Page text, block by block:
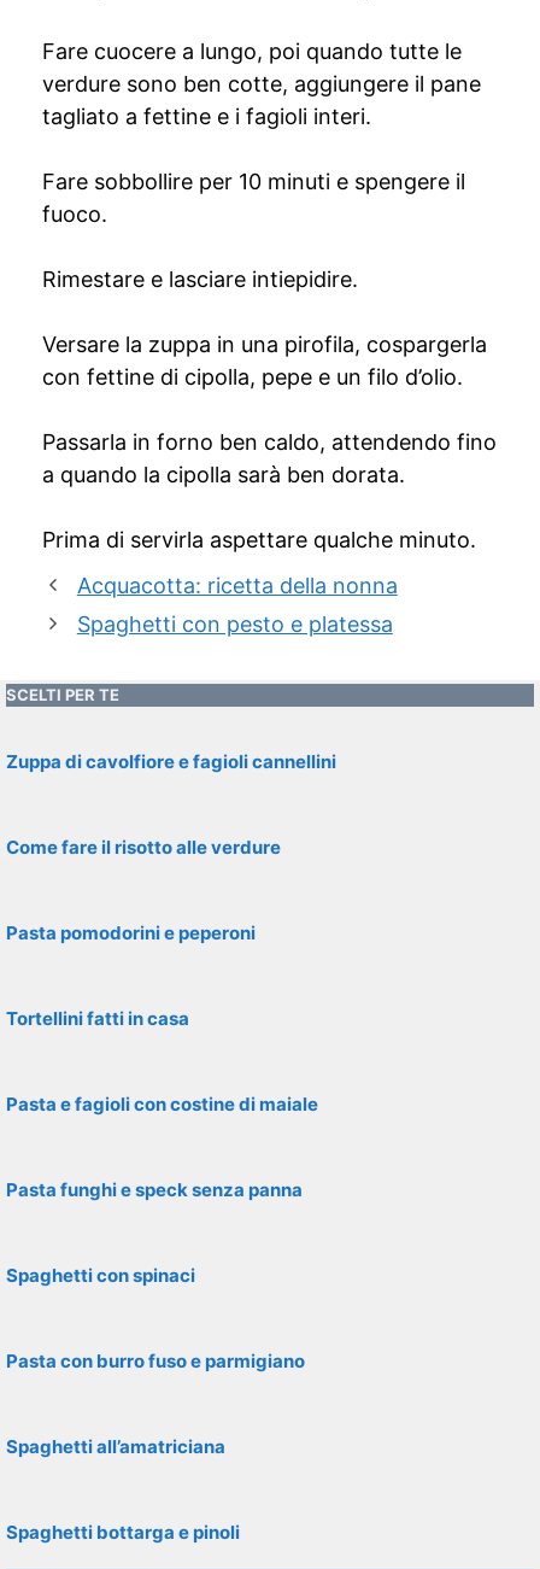
Fare cuocere a lungo, poi quando tutte le
verdure sono ben cotte, aggiungere il pane
tagliato a fettine e i fagioli interi.
Fare sobbollire per 10 minuti e spengere il
fuoco.
Rimestare e lasciare intiepidire.
Versare la zuppa in una pirofila, cospargerla
con fettine di cipolla, pepe e un filo d’olio.
Passarla in forno ben caldo, attendendo fino
a quando la cipolla sarà ben dorata.
Prima di servirla aspettare qualche minuto.
Acquacotta: ricetta della nonna
Spaghetti con pesto e platessa
SCELTI PER TE
Zuppa di cavolfiore e fagioli cannellini
Come fare il risotto alle verdure
Pasta pomodorini e peperoni
Tortellini fatti in casa
Pasta e fagioli con costine di maiale
Pasta funghi e speck senza panna
Spaghetti con spinaci
Pasta con burro fuso e parmigiano
Spaghetti all’amatriciana
Spaghetti bottarga e pinoli